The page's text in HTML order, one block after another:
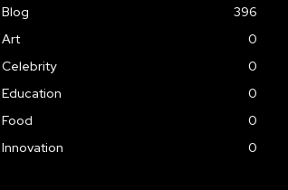
Blog
396
Art
0
Celebrity
0
Education
0
Food
0
Innovation
0